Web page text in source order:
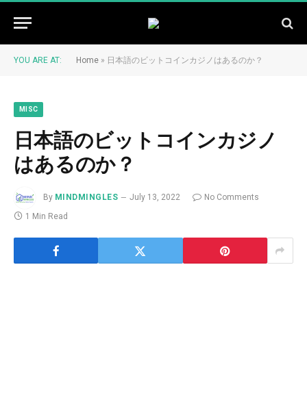
YOU ARE AT: Home » 日本語のビットコインカジノはあるのか？
MISC
日本語のビットコインカジノ
はあるのか？
By MINDMINGLES July 13, 2022
No Comments
1 Min Read